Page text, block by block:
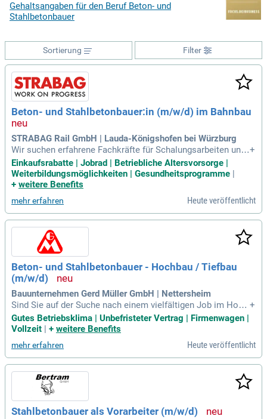
Gehaltsangaben für den Beruf Beton- und
Stahlbetonbauer
Filter
Sortierung
Beton- und Stahlbetonbauer:in (m/w/d) im Bahnbau
STRABAG Rail GmbH | Lauda-Königshofen bei Würzburg
Wir suchen erfahrene Fachkräfte für Schalungsarbeiten und
Betonagen im Ingenieurbau. Nach der Aushärtung des Beton
s erfolgt die Abnahme der Schalungen und die Bearbeitung d
er Oberflächen. Eine abgeschlossene Ausbildung im Hochb
ringst mehrjährige Erfahrung mit, bist flexibel und hast gute
Deutschkenntnisse. Unser motiviertes Team bietet leistung
sgerechte Vergütung sowie 30 Urlaubstage und zusätzliche
freie Tage zu Weihnachten und Silvester. Profitiere von umfa
ngreichen Entwicklungsperspektiven, betrieblichen Gesundh
eitsmanagement, Mitarbeitervorteilen und einer attraktiven
Altersvorsorge.
+
Einkaufsrabatte | Jobrad | Betriebliche Altersvorsorge |
Weiterbildungsmöglichkeiten | Gesundheitsprogramme |
+ weitere Benefits
mehr erfahren Heute veröffentlicht
Beton- und Stahlbetonbauer - Hochbau / Tiefbau
(m/w/d)
Bauunternehmen Gerd Müller GmbH | Nettersheim
Sind Sie auf der Suche nach einem vielfältigen Job im Hoch
- und Tiefbau? Bei uns führen Sie eigenverantwortlich Maure
r- und Betonarbeiten durch und setzen technische Vorgaben
n gewährleisten Sie eine fachgerechte Handhabung und Pfle
ge. Als Teamplayer unterstützen Sie Kollegen aktiv, um eine
n reibungslosen Bauablauf sicherzustellen. Ihre fundierte Au
sbildung als Stahlbetonbauer (m/w/d) oder eine vergleichba
re Qualifikation sowie erste Berufserfahrung machen Sie zu
m idealen Kandidaten. Bewerben Sie sich jetzt und tragen Si
e zur Qualität und Sicherheit unserer Bauprojekte bei!
+
Gutes Betriebsklima | Unbefristeter Vertrag | Firmenwagen |
Vollzeit
+ weitere Benefits
mehr erfahren Heute veröffentlicht
Stahlbetonbauer als Vorarbeiter (m/w/d)